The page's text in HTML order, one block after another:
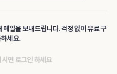
메일을 보내드립니다. 걱정 없이 유료 구
세요.
면 로그인 하세요